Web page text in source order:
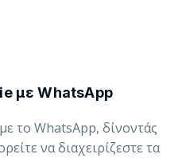
με WhatsApp
το WhatsApp, δίνοντάς
να διαχειρίζεστε τα